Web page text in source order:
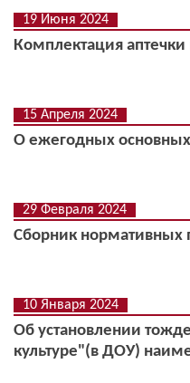
19 Июня 2024
Комплектация
15 Апреля 2024
О ежегодных
29 Февраля 2024
Сборник нормативных
10 Января 2024
Об установлении
культуре"(в ДОУ)